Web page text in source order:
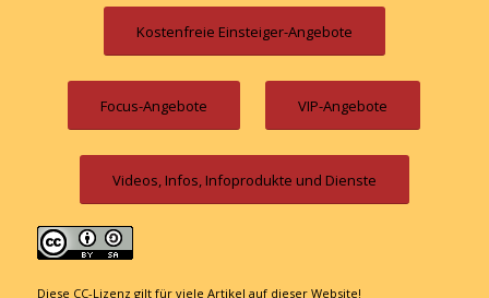
Kostenfreie Einsteiger-Angebote
Focus-Angebote VIP-Angebote
Videos, Infos, Infoprodukte und Dienste
Diese CC-Lizenz gilt für viele Artikel auf dieser Website!